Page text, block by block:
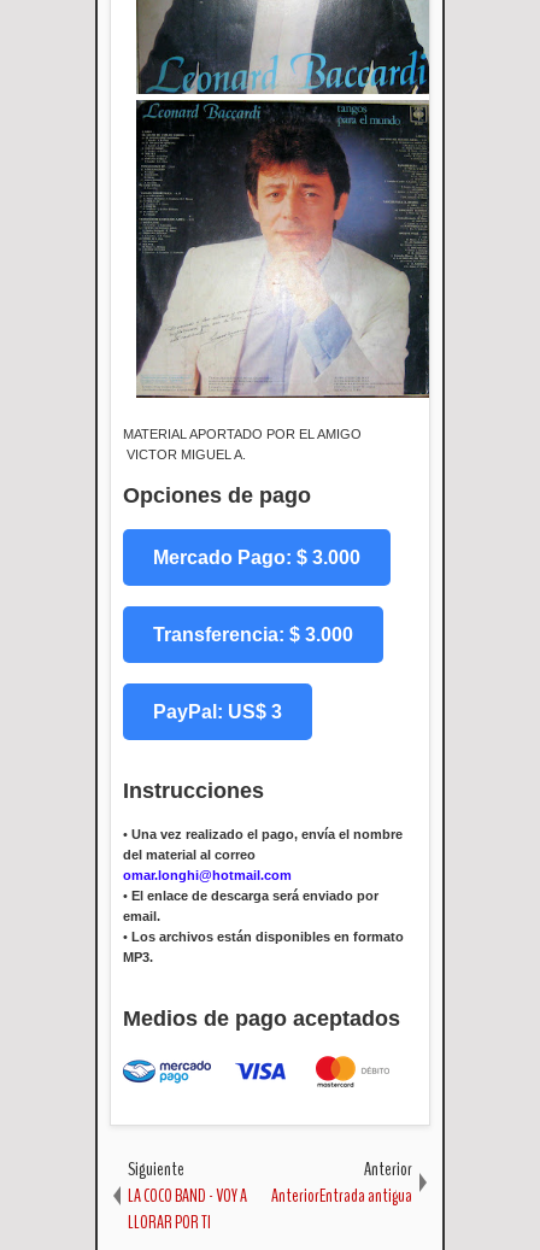
MATERIAL APORTADO POR EL AMIGO
VICTOR MIGUEL A.
Opciones de pago
Mercado Pago: $ 3.000
Transferencia: $ 3.000
PayPal: US$ 3
Instrucciones
• Una vez realizado el pago, envía el nombre
del material al correo
omar.longhi@hotmail.com
• El enlace de descarga será enviado por
email.
• Los archivos están disponibles en formato
MP3.
Medios de pago aceptados
Siguiente
LA COCO BAND - VOY A
LLORAR POR TI
Anterior
AnteriorEntrada antigua